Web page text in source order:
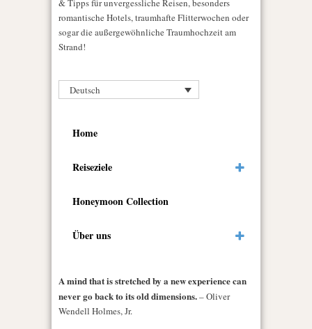
& Tipps für unvergessliche Reisen, besonders
romantische Hotels, traumhafte Flitterwochen oder
sogar die außergewöhnliche Traumhochzeit am
Strand!
Deutsch
Home
Reiseziele
Honeymoon Collection
Über uns
A mind that is stretched by a new experience can
never go back to its old dimensions.– Oliver
Wendell Holmes, Jr.